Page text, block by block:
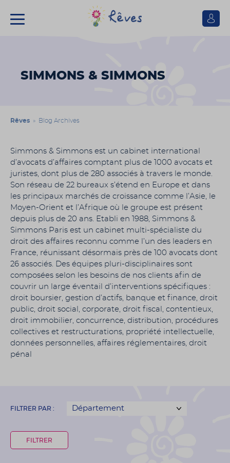
Se
SIMMONS & SIMMONS
Rêves » Blog Archives
Simmons & Simmons est un cabinet international
d’avocats d’affaires comptant plus de 1000 avocats et
juristes, dont plus de 280 associés à travers le monde.
Son réseau de 22 bureaux s’étend en Europe et dans
les principaux marchés de croissance comme l’Asie, le
Moyen-Orient et l’Afrique où le groupe est présent
depuis plus de 20 ans. Etabli en 1988, Simmons &
Simmons Paris est un cabinet multi-spécialiste du
droit des affaires reconnu comme l’un des leaders en
France, réunissant désormais près de 100 avocats dont
26 associés. Des équipes pluri-disciplinaires sont
composées selon les besoins de nos clients afin de
couvrir un large éventail d’interventions spécifiques :
droit boursier, gestion d’actifs, banque et finance, droit
public, droit social, corporate, droit fiscal, contentieux,
droit immobilier, concurrence, distribution, procédures
collectives et restructurations, propriété intellectuelle,
données personnelles, affaires réglementaires, droit
pénal
FILTRER PAR :